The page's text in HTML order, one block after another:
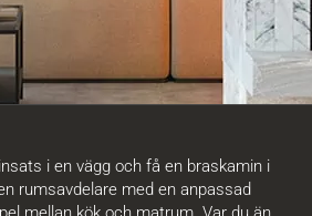
i en vägg och få en braskamin i
rumsavdelare med en anpassad